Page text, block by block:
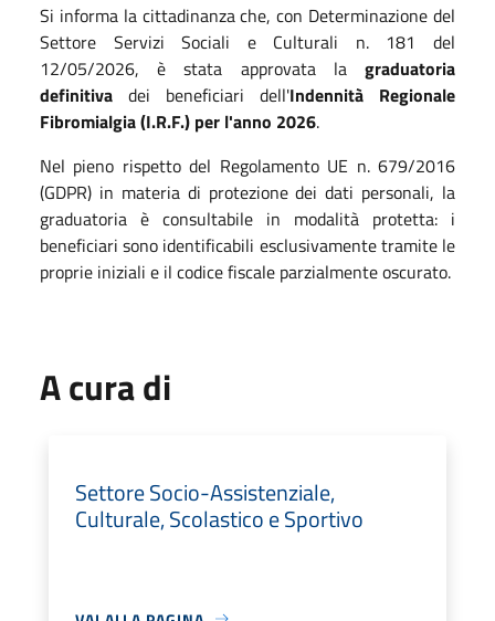
Si informa la cittadinanza che, con Determinazione del
Settore Servizi Sociali e Culturali n. 181 del
12/05/2026, è stata approvata la graduatoria
definitiva dei beneficiari dell'Indennità Regionale
Fibromialgia (I.R.F.) per l'anno 2026.
Nel pieno rispetto del Regolamento UE n. 679/2016
(GDPR) in materia di protezione dei dati personali, la
graduatoria è consultabile in modalità protetta: i
beneficiari sono identificabili esclusivamente tramite le
proprie iniziali e il codice fiscale parzialmente oscurato.
A cura di
Settore Socio-Assistenziale,
Culturale, Scolastico e Sportivo